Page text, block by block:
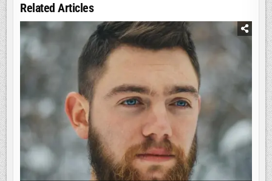
Related Articles